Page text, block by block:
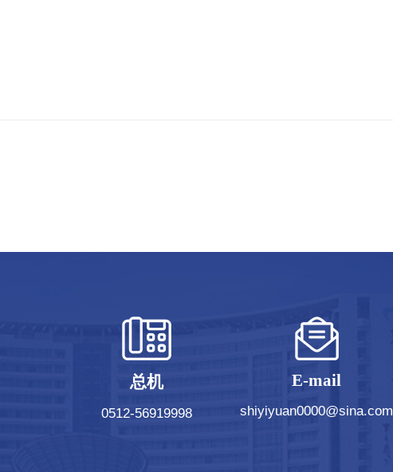
E-mail
shiyiyuan0000@sina.com
总机
0512-56919998